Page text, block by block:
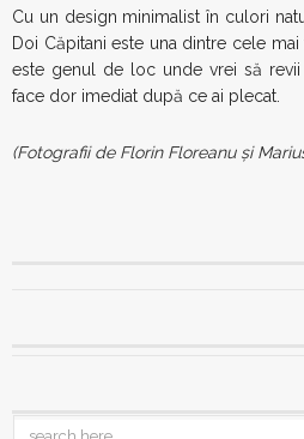
Cu un design minimalist în culori
Doi Căpitani este una dintre cele
este genul de loc unde vrei să
face dor imediat după ce ai plecat.
(Fotografii de Florin Floreanu și